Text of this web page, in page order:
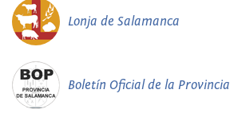
Lonja de Salamanca
Boletín Oficial de la Provincia